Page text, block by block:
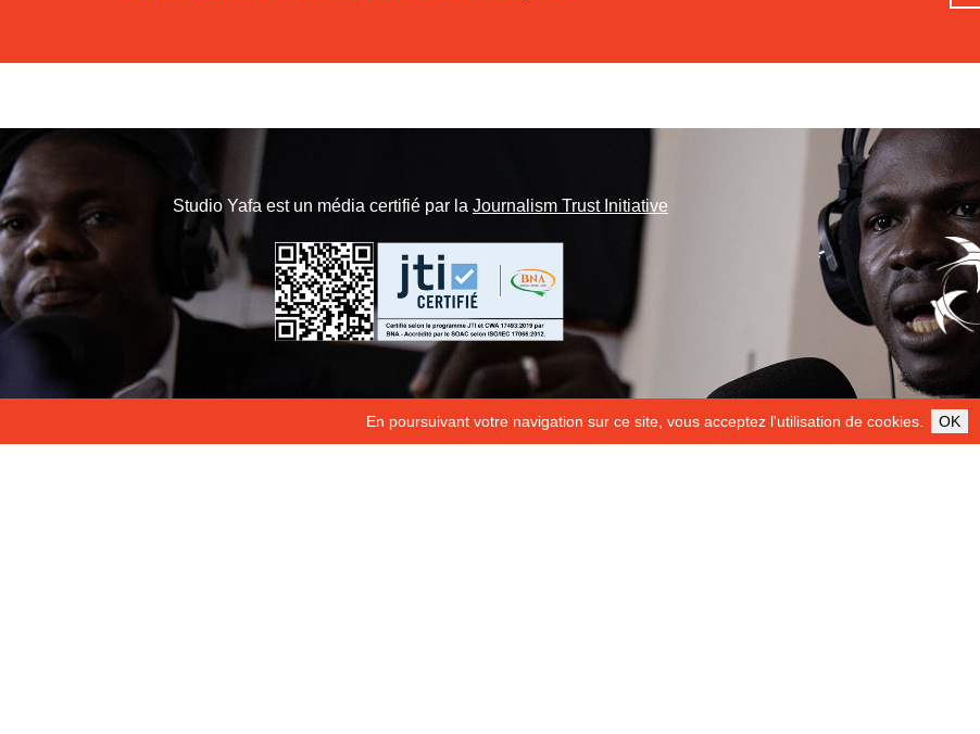
En poursuivant votre navigation sur ce site, vous acceptez l'utilisation de cookies. OK
Studio Yafa est un média certifié par la Journalism Trust Initiative
ILS NOUS SOUTIENNENT